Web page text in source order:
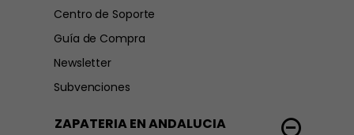
Centro de Soporte
Guía de Compra
Newsletter
Subvenciones
ZAPATERIA EN ANDALUCIA